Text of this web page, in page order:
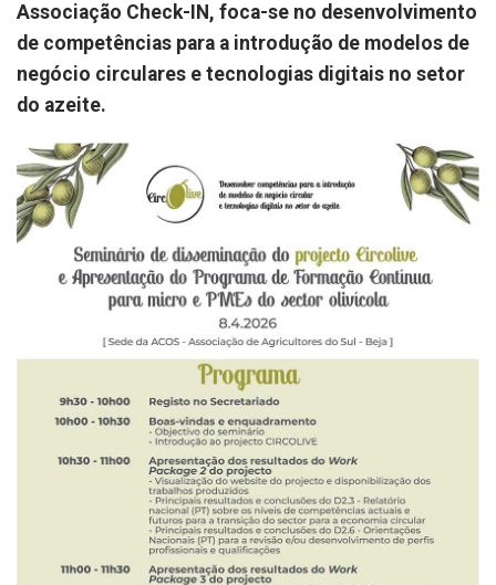
Associação Check-IN, foca-se no desenvolvimento
de competências para a introdução de modelos de
negócio circulares e tecnologias digitais no setor
do azeite.